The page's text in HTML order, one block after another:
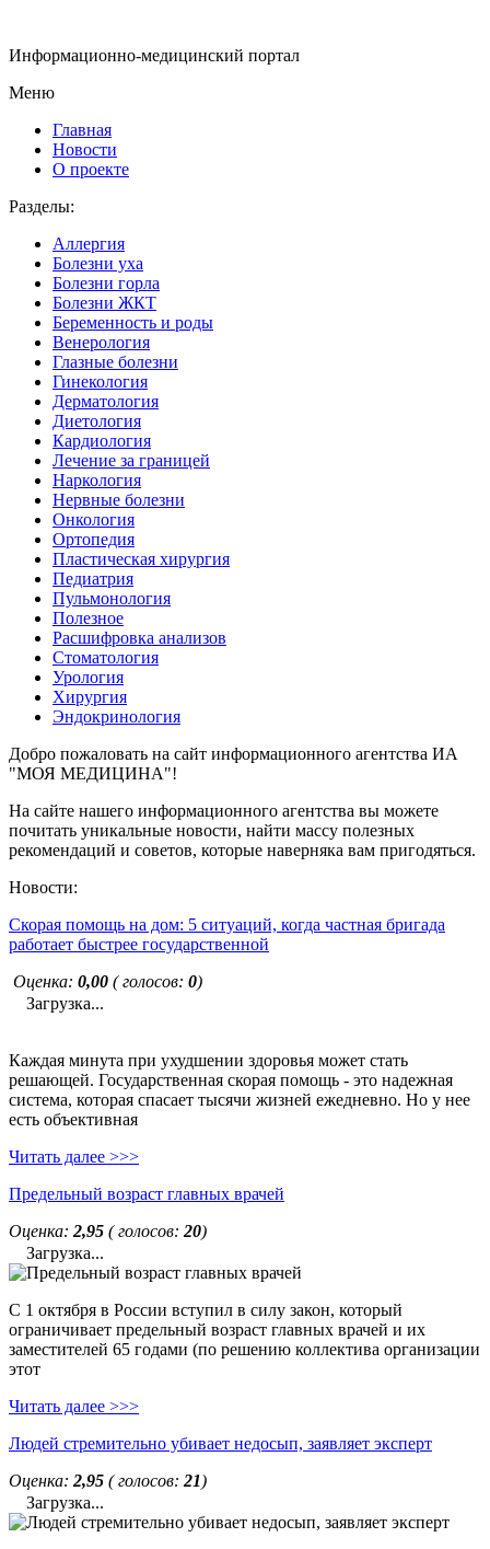
Информационно-медицинский портал
Меню
Главная
Новости
О проекте
Разделы:
Аллергия
Болезни уха
Болезни горла
Болезни ЖКТ
Беременность и роды
Венерология
Глазные болезни
Гинекология
Дерматология
Диетология
Кардиология
Лечение за границей
Наркология
Нервные болезни
Онкология
Ортопедия
Пластическая хирургия
Педиатрия
Пульмонология
Полезное
Расшифровка анализов
Стоматология
Урология
Хирургия
Эндокринология
Добро пожаловать на сайт информационного агентства ИА
"МОЯ МЕДИЦИНА"!
На сайте нашего информационного агентства вы можете
почитать уникальные новости, найти массу полезных
рекомендаций и советов, которые наверняка вам пригодяться.
Новости:
Скорая помощь на дом: 5 ситуаций, когда частная бригада
работает быстрее государственной
Оценка: 0,00 ( голосов: 0)
Загрузка...
Каждая минута при ухудшении здоровья может стать
решающей. Государственная скорая помощь - это надежная
система, которая спасает тысячи жизней ежедневно. Но у нее
есть объективная
Читать далее >>>
Предельный возраст главных врачей
Оценка: 2,95 ( голосов: 20)
Загрузка...
С 1 октября в России вступил в силу закон, который
ограничивает предельный возраст главных врачей и их
заместителей 65 годами (по решению коллектива организации
этот
Читать далее >>>
Людей стремительно убивает недосып, заявляет эксперт
Оценка: 2,95 ( голосов: 21)
Загрузка...